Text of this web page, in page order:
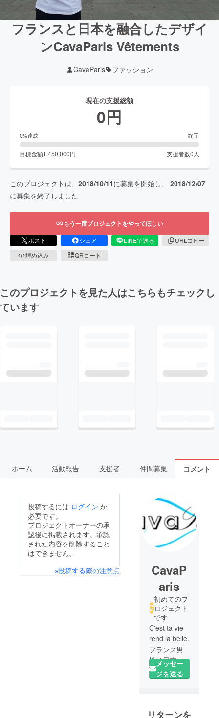
フランスと日本を融合したデザイ
ンCavaParis Vêtements
CavaParis ファッション
現在の支援総額
0円
0%達成 終了
目標金額1,450,000円 支援者数0 人
このプロジェクトは、 2018/10/11に募集を開始し、 2018/12/07
に募集を終了しました
もう一度プロジェクトをやってほしい
ポスト シェア LINEで送る
URLコピー
埋め込み
QRコード
このプロジェクトを見た人はこちらもチェックし
ています
ホーム 活動報告 支援者 仲間募集 コメント
投稿するには ログイン が
必要です。
プロジェクトオーナーの承
認後に掲載されます。承認
された内容を削除すること
はできません。
※投稿する際の注意点
CavaP
aris
初めてのプ
ロジェクト
です
C'est ta vie
rend la belle.
フランス男
性は日本に
住んでいま
す。日本人
的な文化が
メッセー
ジを送る
リターンを